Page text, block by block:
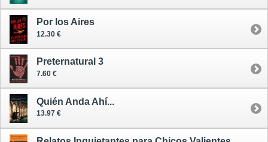
Por los Aires
12.30 €
Preternatural 3
7.60 €
Quién Anda Ahí...
13.97 €